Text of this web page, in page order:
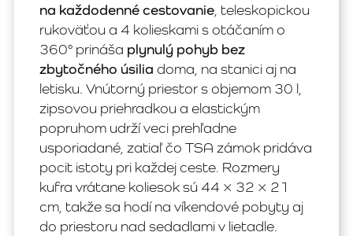
na každodenné cestovanie , teleskopickou
rukoväťou a 4 kolieskami s otáčaním o
360° prináša plynulý pohyb bez
zbytočného úsilia doma, na stanici aj na
letisku. Vnútorný priestor s objemom 30 l,
zipsovou priehradkou a elastickým
popruhom udrží veci prehľadne
usporiadané, zatiaľ čo TSA zámok pridáva
pocit istoty pri každej ceste. Rozmery
kufra vrátane koliesok sú 44 × 32 × 21
cm, takže sa hodí na víkendové pobyty aj
do priestoru nad sedadlami v lietadle.